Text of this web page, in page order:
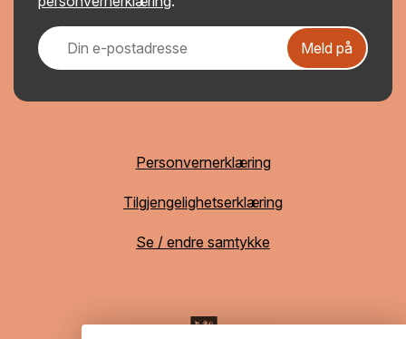
Meld på
Personvernerklæring
Tilgjengelighetserklæring
Se / endre samtykke